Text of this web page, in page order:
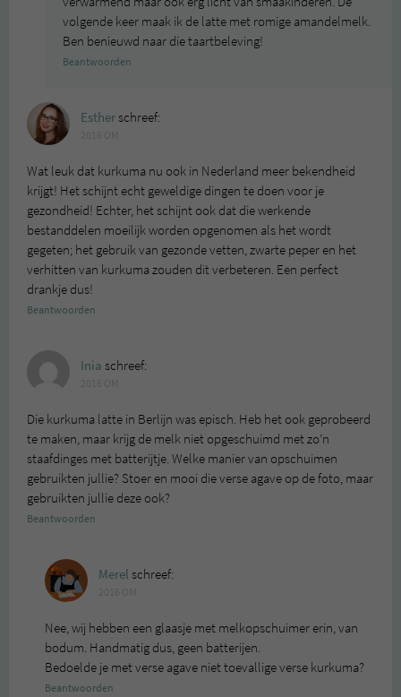
volgende keer maak ik de latte met romige amandelmelk.
Ben benieuwd naar die taartbeleving!
Beantwoorden
Estherschreef:
Wat leuk dat kurkuma nu ook in Nederland meer bekendheid
krijgt! Het schijnt echt geweldige dingen te doen voor je
gezondheid! Echter, het schijnt ook dat die werkende
bestanddelen moeilijk worden opgenomen als het wordt
gegeten; het gebruik van gezonde vetten, zwarte peper en het
verhitten van kurkuma zouden dit verbeteren. Een perfect
drankje dus!
Beantwoorden
Inia schreef:
Die kurkuma latte in Berlijn was episch. Heb het ook geprobeerd
te maken, maar krijg de melk niet opgeschuimd met zo’n
staafdinges met batterijtje. Welke manier van opschuimen
gebruikten jullie? Stoer en mooi die verse agave op de foto, maar
gebruikten jullie deze ook?
Beantwoorden
Merel schreef:
Nee, wij hebben een glaasje met melkopschuimer erin, van
bodum. Handmatig dus, geen batterijen.
Bedoelde je met verse agave niet toevallige verse kurkuma?
Beantwoorden